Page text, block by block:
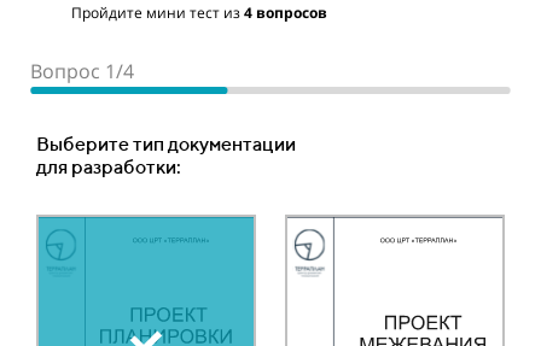
Пройдите мини тест из4 вопросов
Вопрос 1/4
Выберите тип документации
для разработки:
Вопрос 2/4
Тип объекта:
Вопрос 3/4
Ориентировочная площадь или протяженность
объекта :
Площадный объект
Вопрос 4/4
Место расположения объекта
Ваш телефон
Ориентировочная цена
составляет: